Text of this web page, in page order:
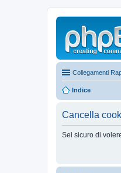
Collegamenti
Indice
Cancella
Sei sicuro di